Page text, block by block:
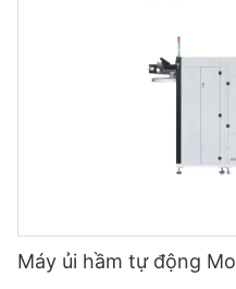
Máy ủi hầm tự động